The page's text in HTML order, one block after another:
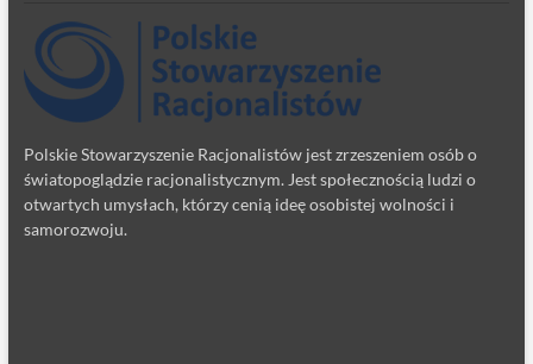
Polskie Stowarzyszenie Racjonalistów jest zrzeszeniem osób o
światopoglądzie racjonalistycznym. Jest społecznością ludzi o
otwartych umysłach, którzy cenią ideę osobistej wolności i
samorozwoju.